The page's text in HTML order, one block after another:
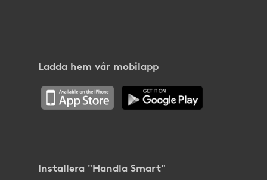
Ladda hem vår mobilapp
Installera "Handla Smart"